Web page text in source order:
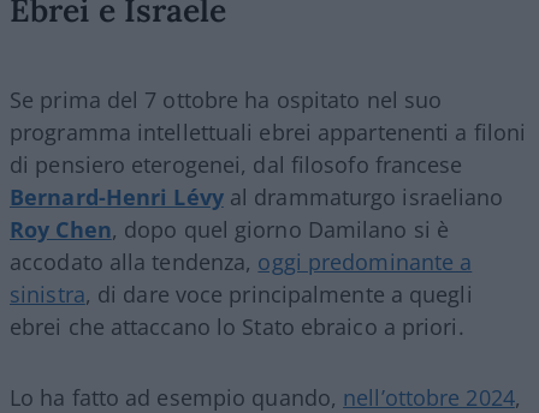
Ebrei e Israele
Se prima del 7 ottobre ha ospitato nel suo
programma intellettuali ebrei appartenenti a filoni
di pensiero eterogenei, dal filosofo francese
Bernard-Henri Lévyal drammaturgo israeliano
Roy Chen, dopo quel giorno Damilano si è
accodato alla tendenza, oggi predominante a
sinistra, di dare voce principalmente a quegli
ebrei che attaccano lo Stato ebraico a priori.
Lo ha fatto ad esempio quando, nell’ottobre 2024,